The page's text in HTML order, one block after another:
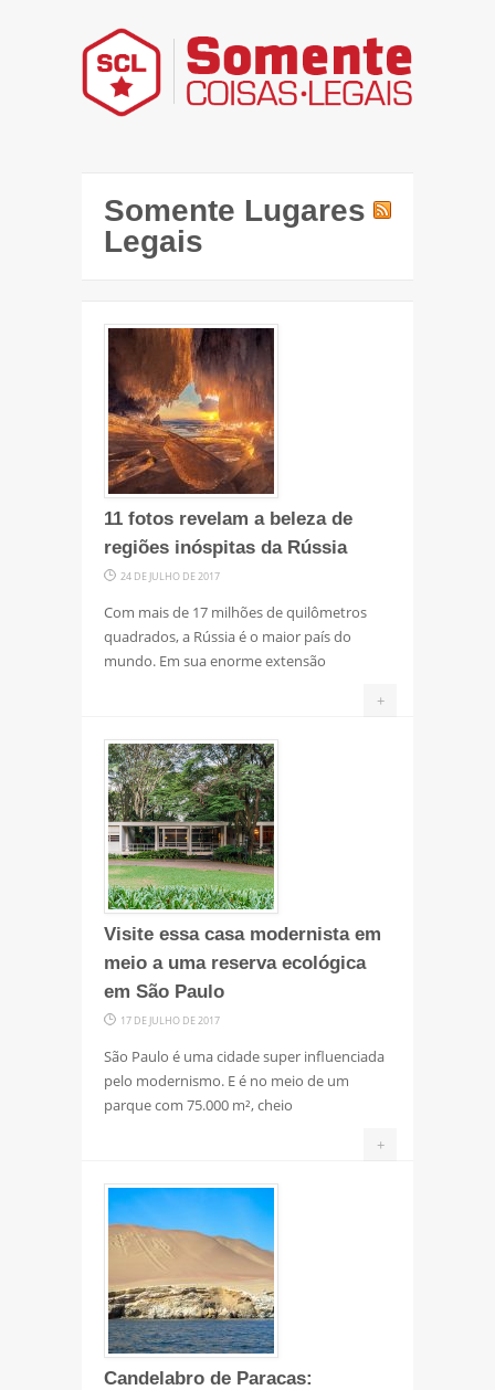
Somente Lugares
Legais
11 fotos revelam a beleza de
regiões inóspitas da Rússia
24 DE JULHO DE 2017
Com mais de 17 milhões de quilômetros
quadrados, a Rússia é o maior país do
mundo. Em sua enorme extensão
+
Visite essa casa modernista em
meio a uma reserva ecológica
em São Paulo
17 DE JULHO DE 2017
São Paulo é uma cidade super influenciada
pelo modernismo. E é no meio de um
parque com 75.000 m², cheio
+
Candelabro de Paracas: